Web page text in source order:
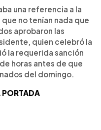
una referencia a la
no tenían nada que
aprobaron las
quien celebró la
la requerida sanción
horas antes de que
del domingo.
PORTADA